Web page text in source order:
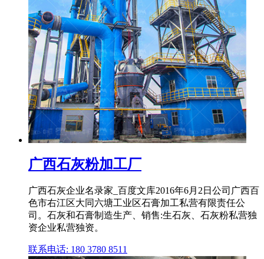
广西石灰粉加工厂
广西石灰企业名录家_百度文库2016年6月2日公司广西百
色市右江区大同六塘工业区石膏加工私营有限责任公
司。石灰和石膏制造生产、销售:生石灰、石灰粉私营独
资企业私营独资。
联系电话: 180 3780 8511